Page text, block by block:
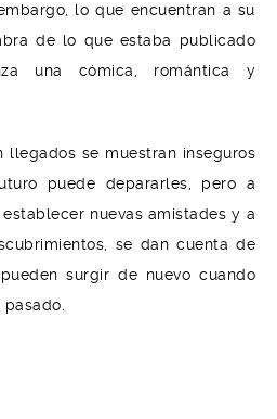
lo que encuentran a su
de lo que estaba publicado
una cómica, romántica y
llegados se muestran inseguros
puede depararles, pero a
nuevas amistades y a
se dan cuenta de
surgir de nuevo cuando